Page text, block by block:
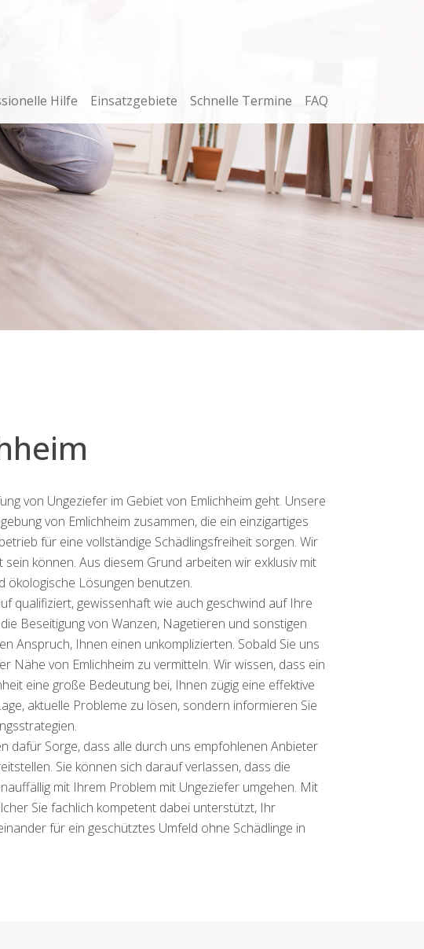
Hilfe Einsatzgebiete Schnelle Termine FAQ
von Ungeziefer im Gebiet von Emlichheim geht. Unsere
von Emlichheim zusammen, die ein einzigartiges
für eine vollständige Schädlingsfreiheit sorgen. Wir
können. Aus diesem Grund arbeiten wir exklusiv mit
ökologische Lösungen benutzen.
qualifiziert, gewissenhaft wie auch geschwind auf Ihre
Beseitigung von Wanzen, Nagetieren und sonstigen
Anspruch, Ihnen einen unkomplizierten. Sobald Sie uns
von Emlichheim zu vermitteln. Wir wissen, dass ein
eine große Bedeutung bei, Ihnen zügig eine effektive
aktuelle Probleme zu lösen, sondern informieren Sie
dafür Sorge, dass alle durch uns empfohlenen Anbieter
Sie können sich darauf verlassen, dass die
mit Ihrem Problem mit Ungeziefer umgehen. Mit
Sie fachlich kompetent dabei unterstützt, Ihr
für ein geschütztes Umfeld ohne Schädlinge in